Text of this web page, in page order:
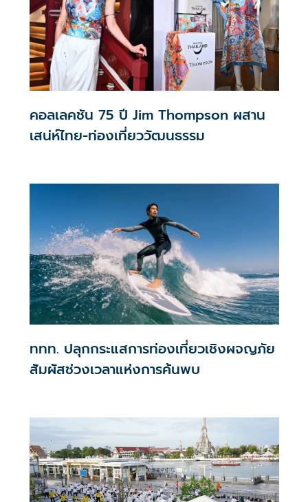
คอลเลคชัน 75 ปี Jim Thompson ผสาน
เสน่ห์ไทย-ท่องเที่ยววัฒนธรรม
ททท. ปลุกกระแสการท่องเที่ยวเชิงผจญภัย
สัมผัสช่วงเวลาแห่งการค้นพบ